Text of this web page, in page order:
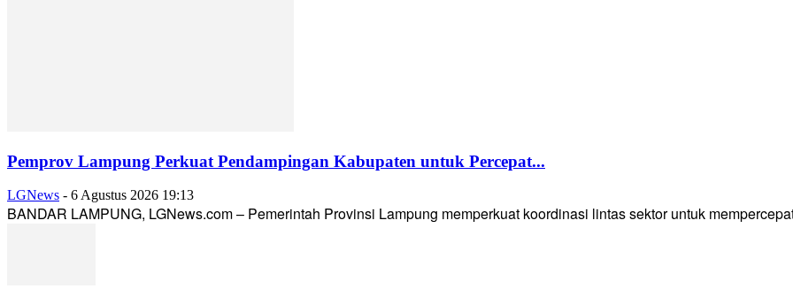
Pemprov Lampung Perkuat Pendampingan Kabupaten untuk Percepat...
LGNews - 6 Agustus 2026 19:13
BANDAR LAMPUNG, LGNews.com – Pemerintah Provinsi Lampung memperkuat koordinasi lintas sektor untuk